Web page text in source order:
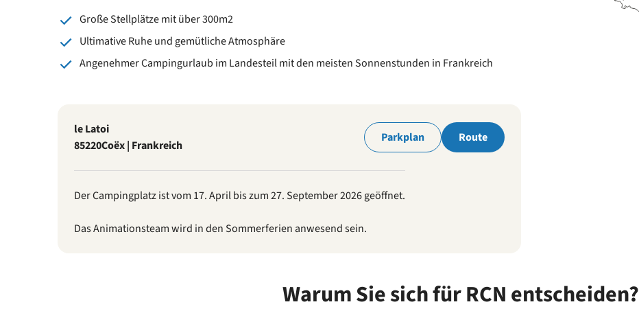
den
Große Stellplätze mit über 300m2
Ultimative Ruhe und gemütliche Atmosphäre
Angenehmer Campingurlaub im Landesteil mit den meisten Sonnenstunden in Frankreich
le Latoi
85220Coëx | Frankreich
Parkplan Route
Der Campingplatz ist vom 17. April bis zum 27. September 2026 geöffnet.
Das Animationsteam wird in den Sommerferien anwesend sein.
Warum Sie sich für RCN entscheiden?